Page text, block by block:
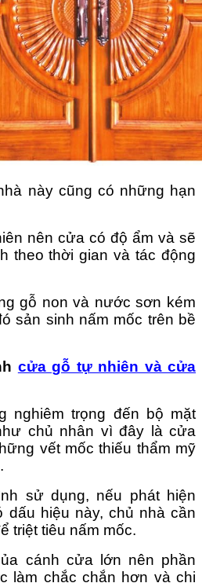
này cũng có những hạn
nên cửa có độ ẩm và sẽ
theo thời gian và tác động
gỗ non và nước sơn kém
sản sinh nấm mốc trên bề
cửa gỗ tự nhiên và cửa
nghiêm trọng đến bộ mặt
chủ nhân vì đây là cửa
vết mốc thiếu thẩm mỹ
sử dụng, nếu phát hiện
dấu hiệu này, chủ nhà cần
triệt tiêu nấm mốc.
cánh cửa lớn nên phần
làm chắc chắn hơn và chi